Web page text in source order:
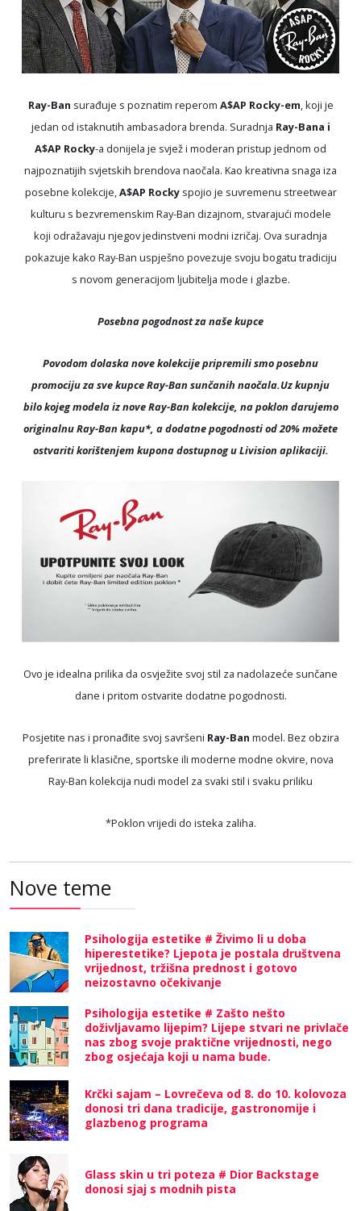
Ray-Ban surađuje s poznatim reperom A$AP Rocky-em, koji je
jedan od istaknutih ambasadora brenda. Suradnja Ray-Bana i
A$AP Rocky-a donijela je svjež i moderan pristup jednom od
najpoznatijih svjetskih brendova naočala. Kao kreativna snaga iza
posebne kolekcije,A$AP Rockyspojio je suvremenu streetwear
kulturu s bezvremenskim Ray-Ban dizajnom, stvarajući modele
koji odražavaju njegov jedinstveni modni izričaj. Ova suradnja
pokazuje kako Ray-Ban uspješno povezuje svoju bogatu tradiciju
s novom generacijom ljubitelja mode i glazbe.
Posebna pogodnost za naše kupce
Povodom dolaska nove kolekcije pripremili smo posebnu
promociju za sve kupce Ray-Ban sunčanih naočala.Uz kupnju
bilo kojeg modela iz nove Ray-Ban kolekcije, na poklon darujemo
originalnu Ray-Ban kapu*, a dodatne pogodnosti od 20% možete
ostvariti korištenjem kupona dostupnog u Livision aplikaciji.
Ovo je idealna prilika da osvježite svoj stil za nadolazeće sunčane
dane i pritom ostvarite dodatne pogodnosti.
Posjetite nas i pronađite svoj savršeni Ray-Ban model. Bez obzira
preferirate li klasične, sportske ili moderne modne okvire, nova
Ray-Ban kolekcija nudi model za svaki stil i svaku priliku
*Poklon vrijedi do isteka zaliha.
Nove teme
Psihologija estetike # Živimo li u doba
hiperestetike? Ljepota je postala društvena
vrijednost, tržišna prednost i gotovo
neizostavno očekivanje
Psihologija estetike # Zašto nešto
doživljavamo lijepim? Lijepe stvari ne privlače
nas zbog svoje praktične vrijednosti, nego
zbog osjećaja koji u nama bude.
Krčki sajam – Lovrečeva od 8. do 10. kolovoza
donosi tri dana tradicije, gastronomije i
glazbenog programa
Glass skin u tri poteza # Dior Backstage
donosi sjaj s modnih pista